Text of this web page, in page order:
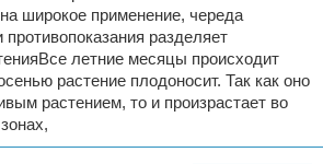
широкое применение, череда
разделяет
летние месяцы происходит
растение плодоносит. Так как оно
растением, то и произрастает во